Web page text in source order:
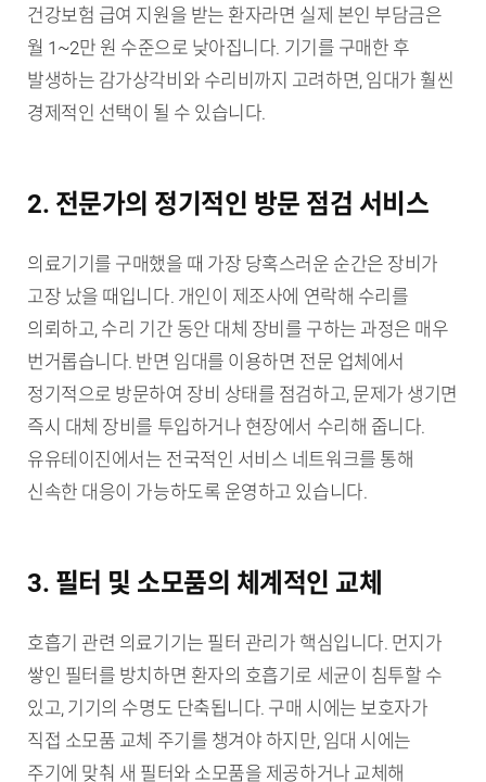
건강보험 급여 지원을 받는 환자라면 실제 본인 부담금은
월 1~2만 원 수준으로 낮아집니다. 기기를 구매한 후
발생하는 감가상각비와 수리비까지 고려하면, 임대가 훨씬
경제적인 선택이 될 수 있습니다.
2. 전문가의 정기적인 방문 점검 서비스
의료기기를 구매했을 때 가장 당혹스러운 순간은 장비가
고장 났을 때입니다. 개인이 제조사에 연락해 수리를
의뢰하고, 수리 기간 동안 대체 장비를 구하는 과정은 매우
번거롭습니다. 반면 임대를 이용하면 전문 업체에서
정기적으로 방문하여 장비 상태를 점검하고, 문제가 생기면
즉시 대체 장비를 투입하거나 현장에서 수리해 줍니다.
유유테이진에서는 전국적인 서비스 네트워크를 통해
신속한 대응이 가능하도록 운영하고 있습니다.
3. 필터 및 소모품의 체계적인 교체
호흡기 관련 의료기기는 필터 관리가 핵심입니다. 먼지가
쌓인 필터를 방치하면 환자의 호흡기로 세균이 침투할 수
있고, 기기의 수명도 단축됩니다. 구매 시에는 보호자가
직접 소모품 교체 주기를 챙겨야 하지만, 임대 시에는
주기에 맞춰 새 필터와 소모품을 제공하거나 교체해